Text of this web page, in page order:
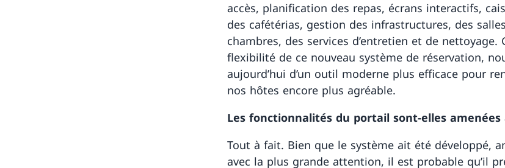
accès, planification des repas, écrans interactifs,
des cafétérias, gestion des infrastructures, des
chambres, des services d’entretien et de nettoyage.
flexibilité de ce nouveau système de réservation,
aujourd’hui d’un outil moderne plus efficace pour
nos hôtes encore plus agréable.
Les fonctionnalités du portail sont-elles amenées
Tout à fait. Bien que le système ait été développé,
avec la plus grande attention, il est probable qu’il